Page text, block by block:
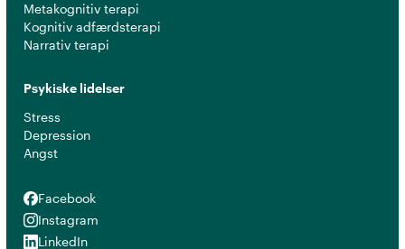
Metakognitiv terapi
Kognitiv adfærdsterapi
Narrativ terapi
Psykiske lidelser
Stress
Depression
Angst
Facebook
Facebook
Instagram
Instagram
LinkedIn
LinkedIn